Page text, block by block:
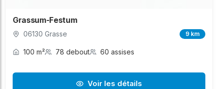
Grassum-Festum
06130 Grasse 9 km
100 m² 78 debout 60 assises
Voir les détails